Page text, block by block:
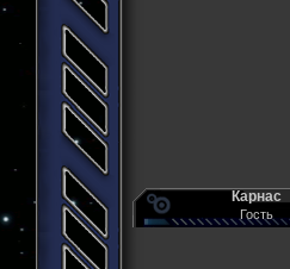
Карнас
Гость